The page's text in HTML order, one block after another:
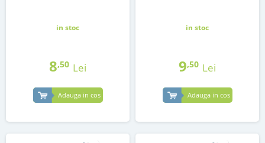
in stoc
8,50 Lei
Adauga in cos
in stoc
9,50 Lei
Adauga in cos